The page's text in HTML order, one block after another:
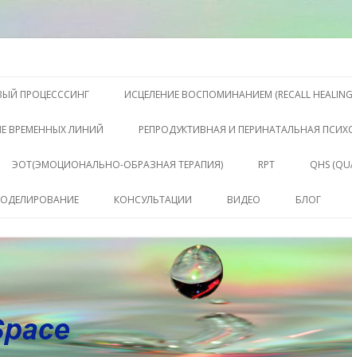
ПРОЦЕСССИНГ ИСЦЕЛЕНИЕ ВОСПОМИНАНИЕМ (RECALL
ВРЕМЕННЫХ ЛИНИЙ РЕПРОДУКТИВНАЯ И ПЕРИНАТАЛЬНАЯ
ЭОТ(ЭМОЦИОНАЛЬНО-ОБРАЗНАЯ ТЕРАПИЯ) RPT QHS
КОНСУЛЬТАЦИИ
ПАКЕТ СЕССИЙ И
КОНСУЛЬТАЦИЙ
СОПРОВОЖДЕНИЕ
КОУЧИНГ ДО РЕЗУЛЬТАТА
ВИДЕО БЛОГ